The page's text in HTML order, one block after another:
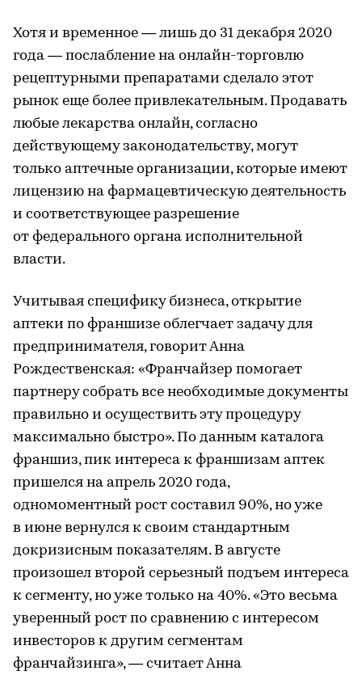
Хотя и временное — лишь до 31 декабря 2020
года — послабление на онлайн-торговлю
рецептурными препаратами сделало этот
рынок еще более привлекательным. Продавать
любые лекарства онлайн, согласно
действующему законодательству, могут
только аптечные организации, которые имеют
лицензию на фармацевтическую деятельность
и соответствующее разрешение
от федерального органа исполнительной
власти.
Учитывая специфику бизнеса, открытие
аптеки по франшизе облегчает задачу для
предпринимателя, говорит Анна
Рождественская: «Франчайзер помогает
партнеру собрать все необходимые документы
правильно и осуществить эту процедуру
максимально быстро». По данным каталога
франшиз, пик интереса к франшизам аптек
пришелся на апрель 2020 года,
одномоментный рост составил 90%, но уже
в июне вернулся к своим стандартным
докризисным показателям. В августе
произошел второй серьезный подъем интереса
к сегменту, но уже только на 40%. «Это весьма
уверенный рост по сравнению с интересом
инвесторов к другим сегментам
франчайзинга», — считает Анна